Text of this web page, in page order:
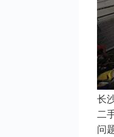
长
二
问